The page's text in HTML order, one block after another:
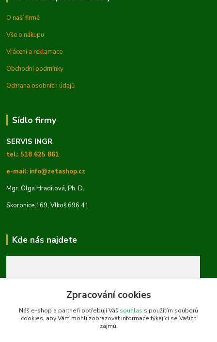
O naší firmě
Vše o nákupu
Vrácení a reklamace
Obchodní podmínky
Ochrana osobních údajů
Sídlo firmy
SERVIS INGR
tel.: 518 625 861
e-mail: info@zetashop.cz
Mgr. Olga Hradilová, Ph. D.
Skoronice 169, Vlkoš 696 41
Kde nás najdete
Zpracování cookies
Náš e-shop a partneři potřebují Váš souhlas s použitím souborů
cookies, aby Vám mohli zobrazovat informace týkající se Vašich
zájmů.